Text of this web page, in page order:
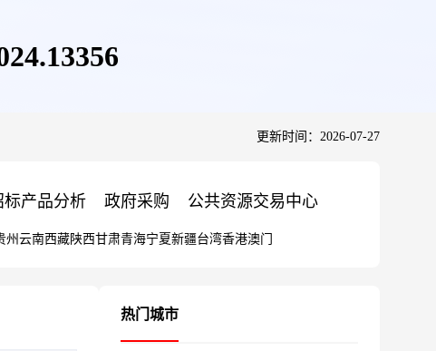
更新时间：2026-07-27
标产品分析 政府采购 公共资源交易中心
州 云南西藏陕西甘肃青海宁夏新疆台湾香港澳门
热门城市